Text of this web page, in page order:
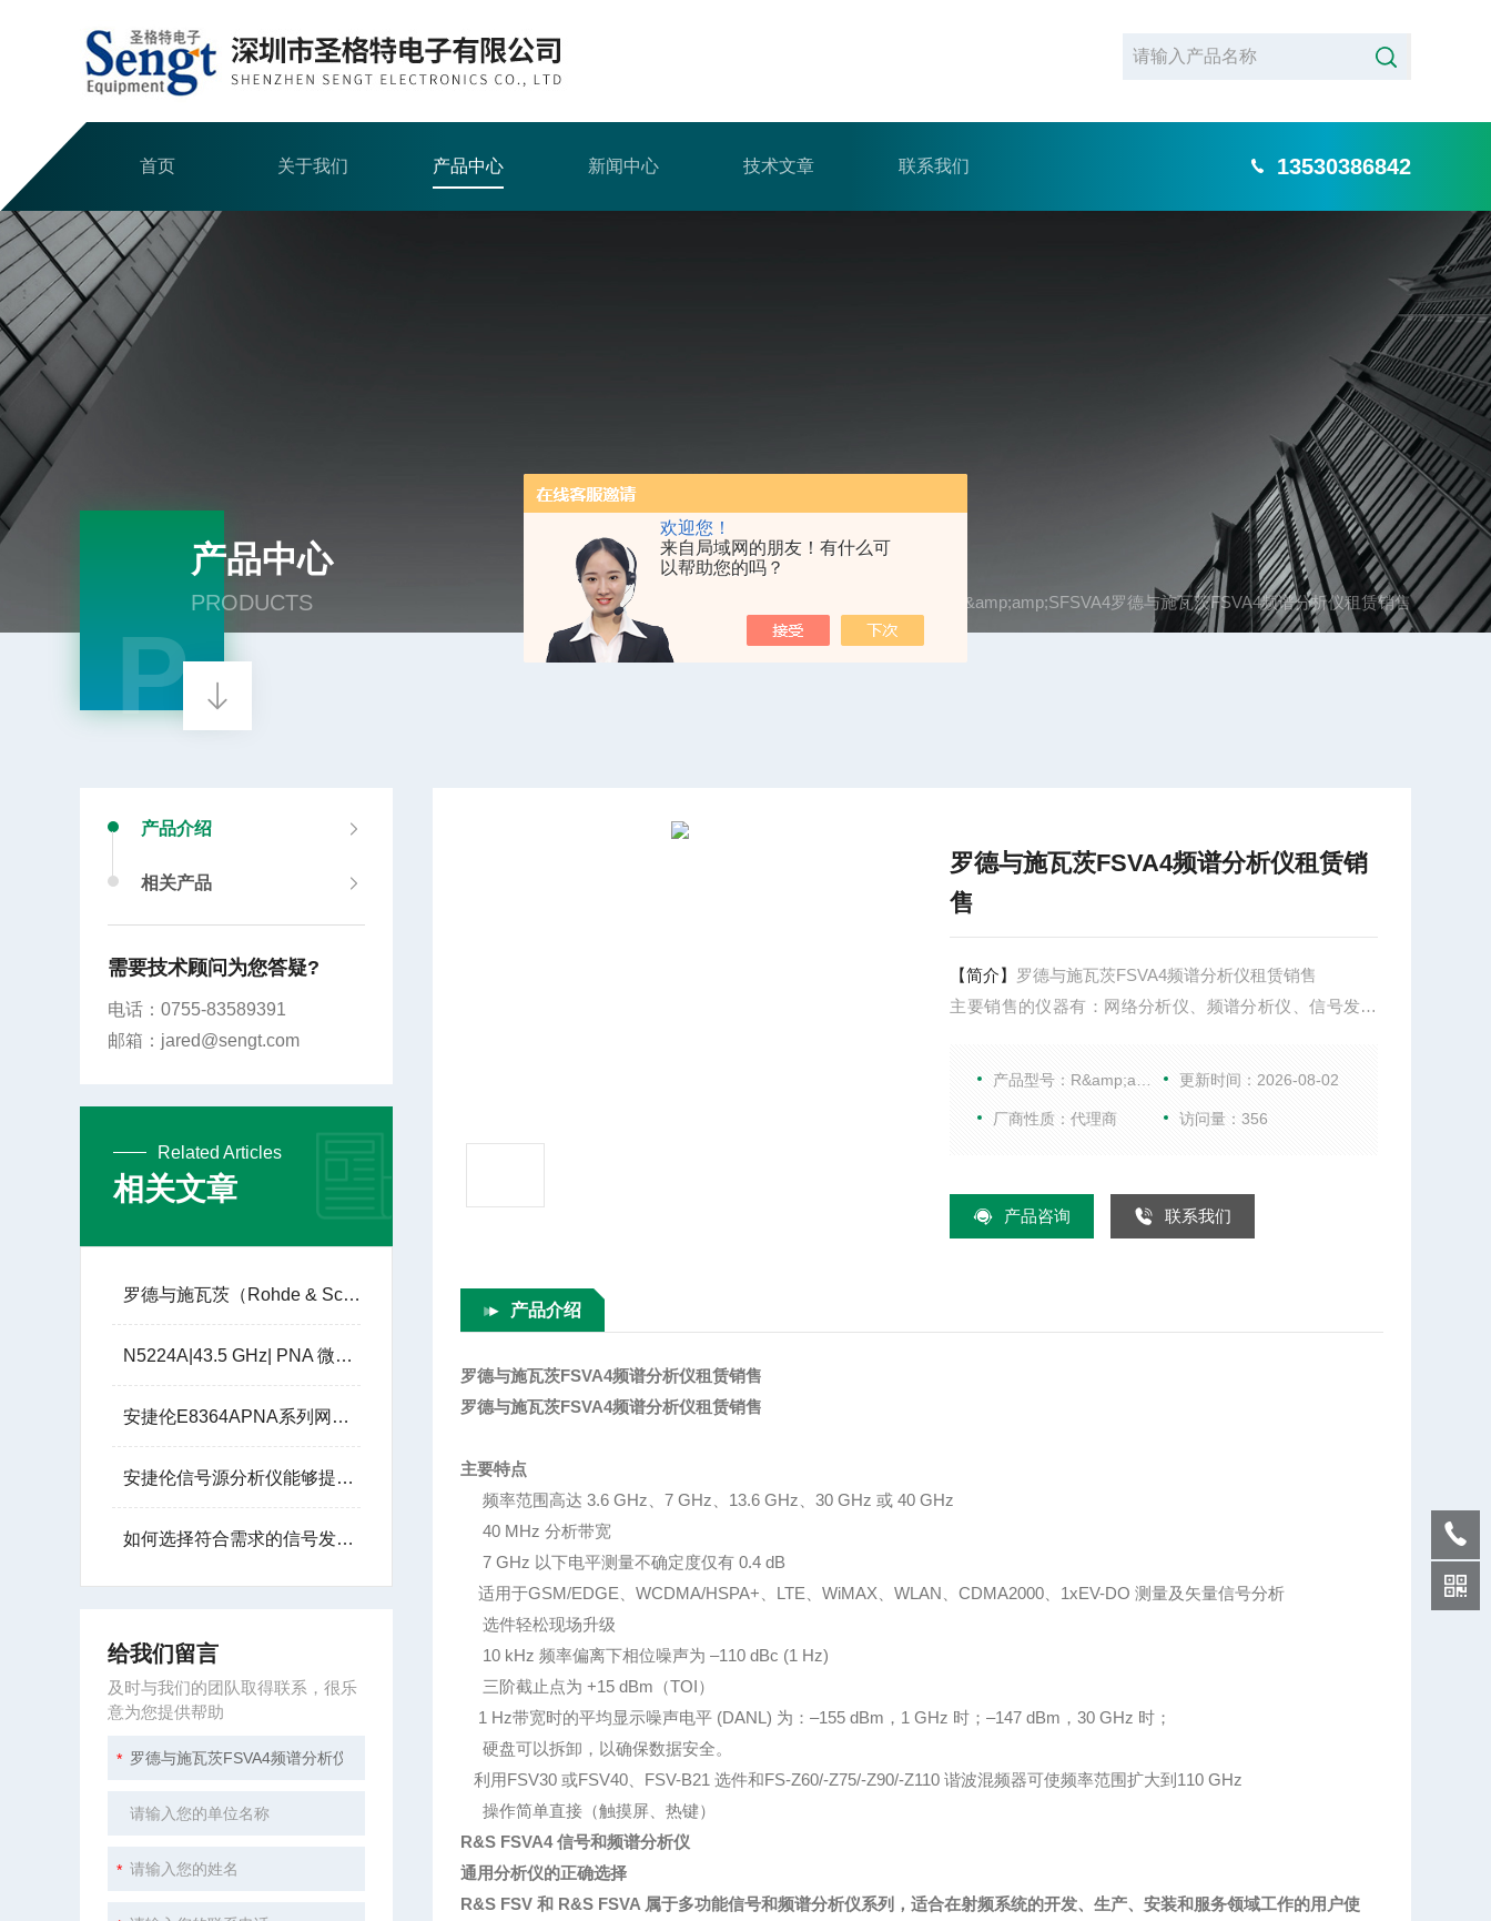
欢迎您！
来自局域网的朋友！有什么可
以帮助您的吗？
首页 关于我们 产品中心 新闻中心 技术文章 联系我们 13530386842
产品中心
PRODUCTS
P
当前位置： / R&amp;amp;SFSVA4罗德与施瓦茨FSVA4频谱分析仪租赁销售
罗德与施瓦茨FSVA4频谱分析仪租赁销
售
【简介】 罗德与施瓦茨FSVA4频谱分析仪租赁销售
主要销售的仪器有：网络分析仪、频谱分析仪、信号发生
波配件等。
产品型号：R&amp;amp;SFSVA4 更新时间：2026-08-02
厂商性质：代理商 访问量：356
产品咨询 联系我们
产品介绍
罗德与施瓦茨FSVA4频谱分析仪租赁销售
罗德与施瓦茨FSVA4频谱分析仪租赁销售
主要特点
频率范围高达 3.6 GHz、7 GHz、13.6 GHz、30 GHz 或 40 GHz
40 MHz 分析带宽
7 GHz 以下电平测量不确定度仅有 0.4 dB
适用于GSM/EDGE、WCDMA/HSPA+、LTE、WiMAX、WLAN、CDMA2000、1xEV-DO 测量及矢量信号分析
选件轻松现场升级
10 kHz 频率偏离下相位噪声为 –110 dBc (1 Hz)
三阶截止点为 +15 dBm（TOI）
1 Hz带宽时的平均显示噪声电平 (DANL) 为：–155 dBm，1 GHz 时；–147 dBm，30 GHz 时；
硬盘可以拆卸，以确保数据安全。
利用FSV30 或FSV40、FSV-B21 选件和FS-Z60/-Z75/-Z90/-Z110 谐波混频器可使频率范围扩大到110 GHz
操作简单直接（触摸屏、热键）
R&S FSVA4 信号和频谱分析仪
通用分析仪的正确选择
R&S FSV 和 R&S FSVA 属于多功能信号和频谱分析仪系列，适合在射频系统的开发、生产、安装和服务领域工作的用户使
产品介绍
相关产品
需要技术顾问为您答疑?
电话：0755-83589391
邮箱：jared@sengt.com
Related Articles
相关文章
罗德与施瓦茨（Rohde & Schwarz）的 R&S®SMW200A
N5224A|43.5 GHz| PNA 微波网络分析仪
安捷伦E8364APNA系列网络分析仪45MHz至50GH租赁
安捷伦信号源分析仪能够提供自动校准功能
如何选择符合需求的信号发生器？
给我们留言
及时与我们的团队取得联系，很乐
意为您提供帮助